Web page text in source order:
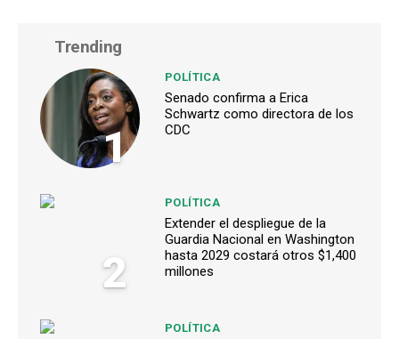
Trending
1
POLÍTICA
Senado confirma a Erica
Schwartz como directora de los
CDC
2
POLÍTICA
Extender el despliegue de la
Guardia Nacional en Washington
hasta 2029 costará otros $1,400
millones
POLÍTICA